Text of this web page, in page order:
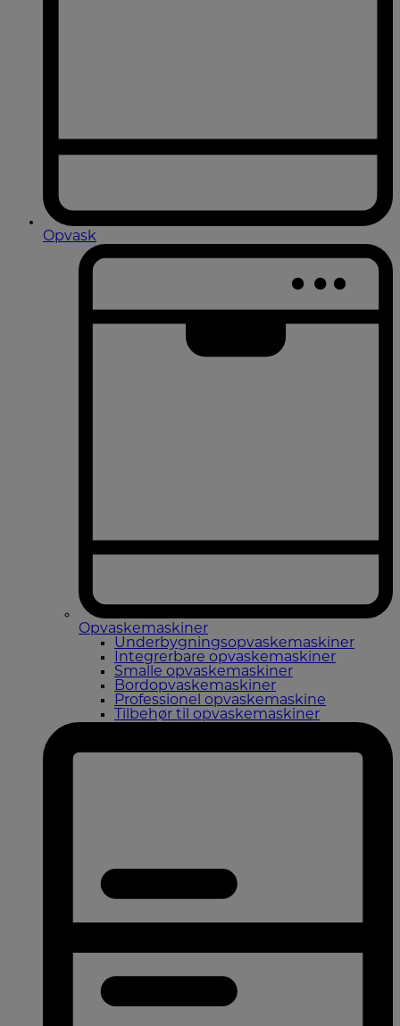
Opvask
Opvaskemaskiner
Underbygningsopvaskemaskiner
Integrerbare opvaskemaskiner
Smalle opvaskemaskiner
Bordopvaskemaskiner
Professionel opvaskemaskine
Tilbehør til opvaskemaskiner